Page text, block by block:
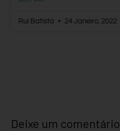
Rui Batista 24 Janeiro, 2022
Deixe um comentário